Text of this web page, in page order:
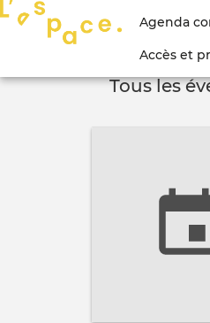
Menu
compte
Agenda
Accès et
Tous les